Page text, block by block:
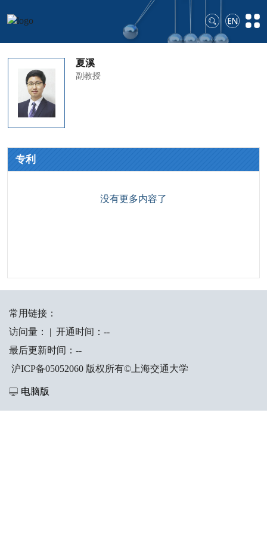
夏溪
副教授
专利
没有更多内容了
常用链接：
访问量：
| 开通时间： --
最后更新时间： --
沪ICP备05052060 版权所有©上海交通大学
电脑版